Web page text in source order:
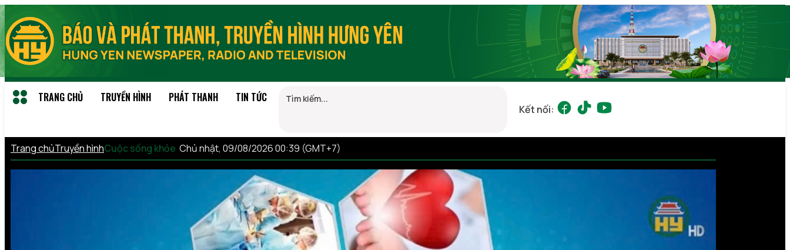
TRANG CHỦ TRUYỀN HÌNH PHÁT THANH TIN TỨC
Kết nối:
Trang chủTruyền hìnhCuộc sống khỏe Chủ nhật, 09/08/2026 00:39 (GMT+7)